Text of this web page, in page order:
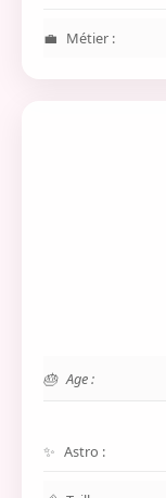
Métier :
Age :
Astro :